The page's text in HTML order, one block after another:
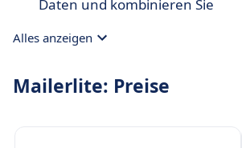
Daten und kombinieren Sie
Alles anzeigen
Mailerlite: Preise